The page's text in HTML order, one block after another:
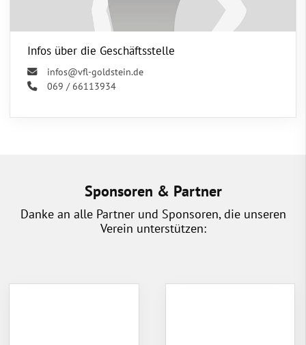
Infos über die Geschäftsstelle
infos@vfl-goldstein.de
069 / 66113934
Sponsoren & Partner
Danke an alle Partner und Sponsoren, die unseren
Verein unterstützen: